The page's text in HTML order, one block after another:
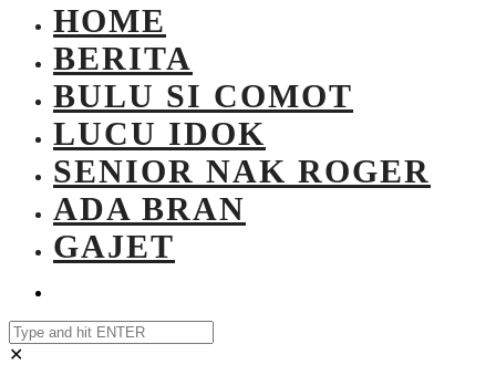
HOME
BERITA
BULU SI COMOT
LUCU IDOK
SENIOR NAK ROGER
ADA BRAN
GAJET
✕